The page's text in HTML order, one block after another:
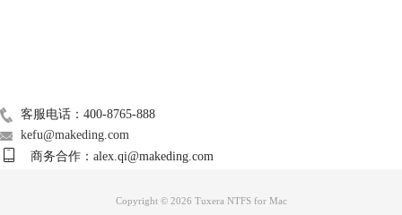
客服电话：400-8765-888
kefu@makeding.com
商务合作：alex.qi@makeding.com
Copyright © 2026 Tuxera NTFS for Mac